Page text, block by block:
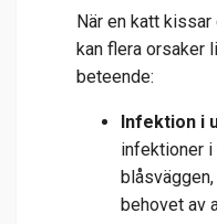
När en katt
kan flera orsaker
beteende:
Infektion i
infektioner i
behovet av